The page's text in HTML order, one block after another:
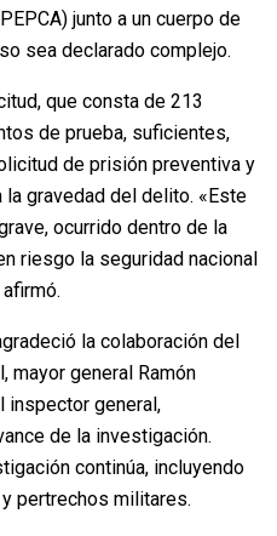
junto a un cuerpo de
sea declarado complejo.
que consta de 213
de prueba, suficientes,
de prisión preventiva y
gravedad del delito. «Este
ocurrido dentro de la
riesgo la seguridad nacional
la colaboración del
mayor general Ramón
inspector general,
de la investigación.
continúa, incluyendo
pertrechos militares.